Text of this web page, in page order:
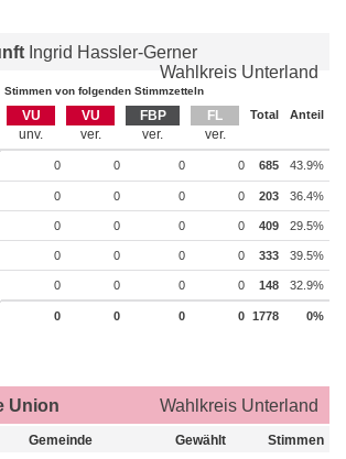
Ingrid Hassler-Gerner
Wahlkreis Unterland
Stimmen von folgenden Stimmzetteln
VU VU FBP FL Total Anteil
0 0 0 0 685 43.9%
0 0 0 0 203 36.4%
0 0 0 0 409 29.5%
0 0 0 0 333 39.5%
0 0 0 0 148 32.9%
0 0 0 0 1778 0%
Union Wahlkreis Unterland
Gemeinde Gewählt Stimmen